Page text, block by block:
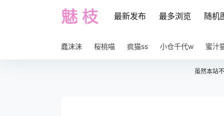
最新发布 最多浏览 随机
蠢沫沫 桜桃喵 疯猫ss 小仓千代w 蜜汁
虽然本站